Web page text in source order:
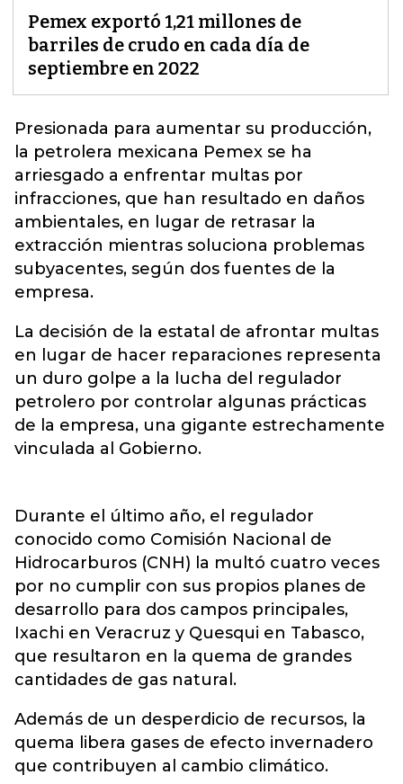
Pemex exportó 1,21 millones de
barriles de crudo en cada día de
septiembre en 2022
Presionada para aumentar su producción,
la petrolera mexicana Pemex se ha
arriesgado a enfrentar multas por
infracciones, que han resultado en daños
ambientales, en lugar de retrasar la
extracción mientras soluciona problemas
subyacentes, según dos fuentes de la
empresa.
La decisión de la estatal de afrontar multas
en lugar de hacer reparaciones representa
un duro golpe a la lucha del regulador
petrolero por controlar algunas prácticas
de la empresa, una gigante estrechamente
vinculada al Gobierno.
Durante el último año, el regulador
conocido como Comisión Nacional de
Hidrocarburos (CNH) la multó cuatro veces
por no cumplir con sus propios planes de
desarrollo para dos campos principales,
Ixachi en Veracruz y Quesqui en Tabasco,
que resultaron en la quema de grandes
cantidades de gas natural.
Además de un desperdicio de recursos, la
quema libera gases de efecto invernadero
que contribuyen al cambio climático.